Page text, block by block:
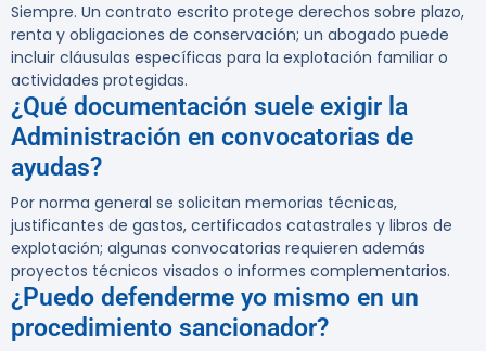
Siempre. Un contrato escrito protege derechos sobre plazo,
renta y obligaciones de conservación; un abogado puede
incluir cláusulas específicas para la explotación familiar o
actividades protegidas.
¿Qué documentación suele exigir la
Administración en convocatorias de
ayudas?
Por norma general se solicitan memorias técnicas,
justificantes de gastos, certificados catastrales y libros de
explotación; algunas convocatorias requieren además
proyectos técnicos visados o informes complementarios.
¿Puedo defenderme yo mismo en un
procedimiento sancionador?